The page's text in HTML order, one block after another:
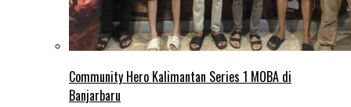
Community Hero Kalimantan Series 1 MOBA di
Banjarbaru